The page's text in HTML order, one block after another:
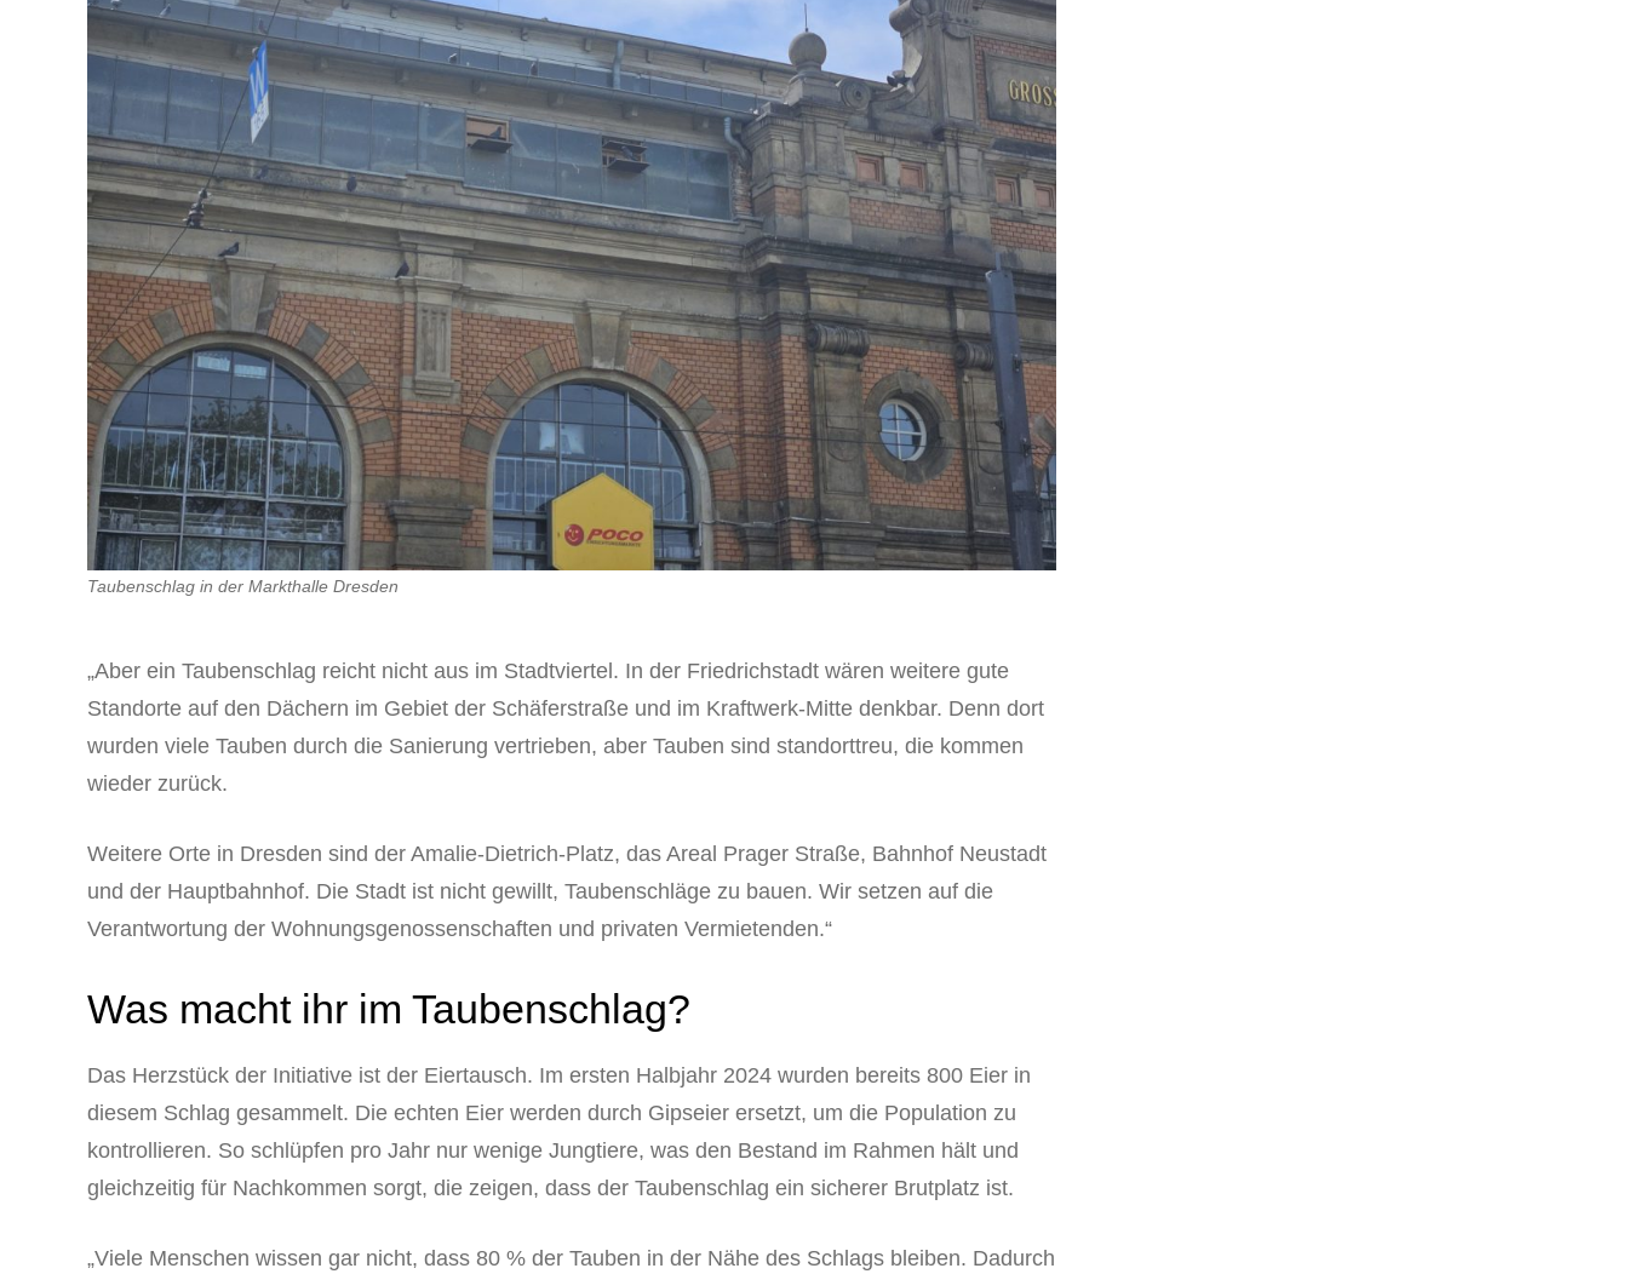
Taubenschlag in der Markthalle Dresden
„Aber ein Taubenschlag reicht nicht aus im Stadtviertel. In der Friedrichstadt wären weitere gute
Standorte auf den Dächern im Gebiet der Schäferstraße und im Kraftwerk-Mitte denkbar. Denn dort
wurden viele Tauben durch die Sanierung vertrieben, aber Tauben sind standorttreu, die kommen
wieder zurück.
Weitere Orte in Dresden sind der Amalie-Dietrich-Platz, das Areal Prager Straße, Bahnhof Neustadt
und der Hauptbahnhof. Die Stadt ist nicht gewillt, Taubenschläge zu bauen. Wir setzen auf die
Verantwortung der Wohnungsgenossenschaften und privaten Vermietenden.“
Was macht ihr im Taubenschlag?
Das Herzstück der Initiative ist der Eiertausch. Im ersten Halbjahr 2024 wurden bereits 800 Eier in
diesem Schlag gesammelt. Die echten Eier werden durch Gipseier ersetzt, um die Population zu
kontrollieren. So schlüpfen pro Jahr nur wenige Jungtiere, was den Bestand im Rahmen hält und
gleichzeitig für Nachkommen sorgt, die zeigen, dass der Taubenschlag ein sicherer Brutplatz ist.
„Viele Menschen wissen gar nicht, dass 80 % der Tauben in der Nähe des Schlags bleiben. Dadurch